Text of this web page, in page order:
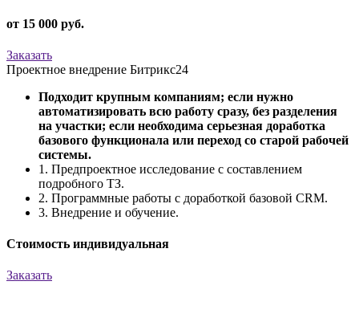
от 15 000 руб.
Заказать
Проектное внедрение Битрикс24
Подходит крупным компаниям; если нужно
автоматизировать всю работу сразу, без разделения
на участки; если необходима серьезная доработка
базового функционала или переход со старой рабочей
системы.
1. Предпроектное исследование с составлением
подробного ТЗ.
2. Программные работы с доработкой базовой CRM.
3. Внедрение и обучение.
Стоимость индивидуальная
Заказать